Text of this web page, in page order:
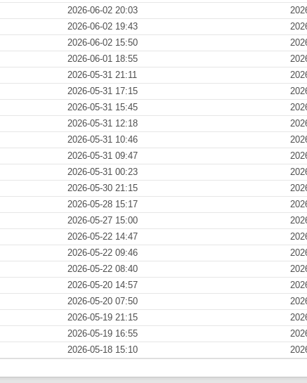
2026-06-02 20:03
2026-06-02 19:43
2026-06-02 15:50
2026-06-01 18:55
2026-05-31 21:11
2026-05-31 17:15
2026-05-31 15:45
2026-05-31 12:18
2026-05-31 10:46
2026-05-31 09:47
2026-05-31 00:23
2026-05-30 21:15
2026-05-28 15:17
2026-05-27 15:00
2026-05-22 14:47
2026-05-22 09:46
2026-05-22 08:40
2026-05-20 14:57
2026-05-20 07:50
2026-05-19 21:15
2026-05-19 16:55
2026-05-18 15:10